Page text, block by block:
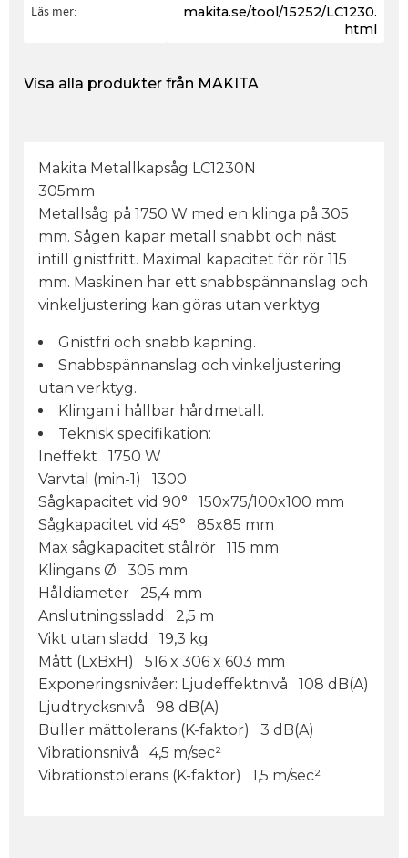
Läs mer
makita.se/tool/15252/LC1230.
html
Visa alla produkter från MAKITA
Makita Metallkapsåg LC1230N
305mm
Metallsåg på 1750 W med en klinga på 305
mm. Sågen kapar metall snabbt och näst
intill gnistfritt. Maximal kapacitet för rör 115
mm. Maskinen har ett snabbspännanslag och
vinkeljustering kan göras utan verktyg
Gnistfri och snabb kapning.
Snabbspännanslag och vinkeljustering
utan verktyg.
Klingan i hållbar hårdmetall.
Teknisk specifikation:
Ineffekt 1750 W
Varvtal (min-1) 1300
Sågkapacitet vid 90° 150x75/100x100 mm
Sågkapacitet vid 45° 85x85 mm
Max sågkapacitet stålrör 115 mm
Klingans Ø 305 mm
Håldiameter 25,4 mm
Anslutningssladd 2,5 m
Vikt utan sladd 19,3 kg
Mått (LxBxH) 516 x 306 x 603 mm
Exponeringsnivåer: Ljudeffektnivå 108 dB(A)
Ljudtrycksnivå 98 dB(A)
Buller mättolerans (K-faktor) 3 dB(A)
Vibrationsnivå 4,5 m/sec²
Vibrationstolerans (K-faktor) 1,5 m/sec²